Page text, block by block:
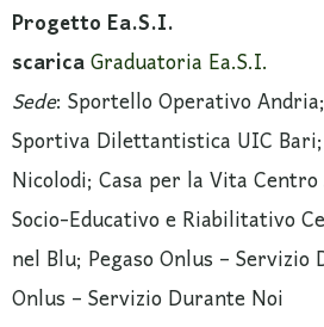
Progetto Ea.S.I.
scaricaGraduatoria Ea.S.I.
Sede: Sportello Operativo
Sportiva Dilettantistica UIC
Nicolodi; Casa per la Vita
Socio-Educativo e Riabilitativo
nel Blu; Pegaso Onlus – Servizio
Onlus – Servizio Durante Noi